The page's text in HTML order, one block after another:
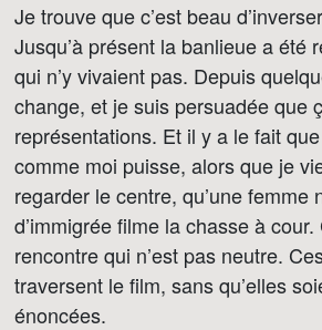
Je trouve que c’est beau
Jusqu’à présent la banlieue a été
qui n’y vivaient pas. Depuis
change, et je suis persuadée que
représentations. Et il y a le fait que
comme moi puisse, alors que je
regarder le centre, qu’une femme
d’immigrée filme la chasse à cour.
rencontre qui n’est pas neutre.
traversent le film, sans qu’elles
énoncées.